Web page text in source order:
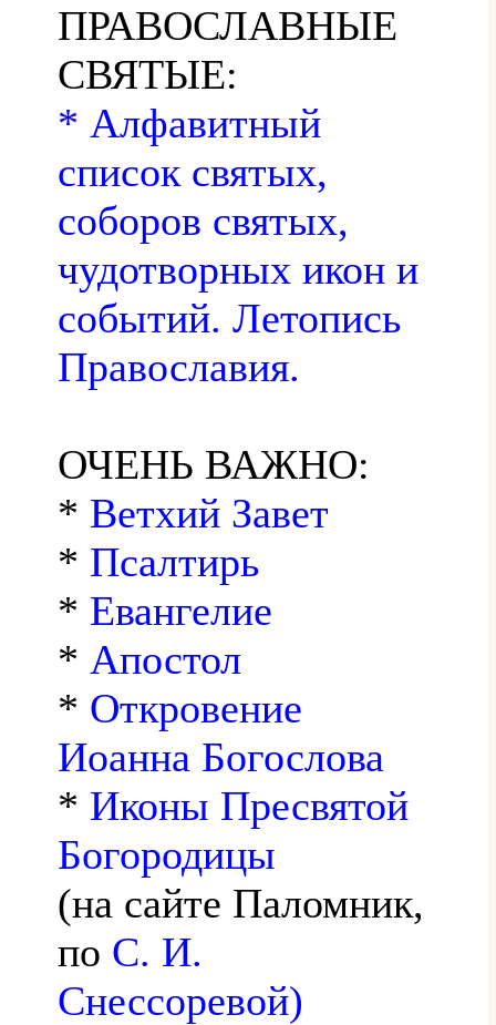
ПРАВОСЛАВНЫЕ
СВЯТЫЕ:
* Алфавитный
список святых,
соборов святых,
чудотворных икон и
событий. Летопись
Православия.
ОЧЕНЬ ВАЖНО:
* Ветхий Завет
* Псалтирь
* Евангелие
* Апостол
* Откровение
Иоанна Богослова
* Иконы Пресвятой
Богородицы
(на сайте Паломник,
по С. И.
Снессоревой)